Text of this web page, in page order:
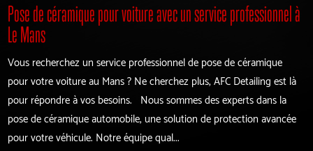
Pose de céramique pour voiture avec un service professionnel à
Le Mans
Vous recherchez un service professionnel de pose de céramique
pour votre voiture au Mans ? Ne cherchez plus, AFC Detailing est là
pour répondre à vos besoins. Nous sommes des experts dans la
pose de céramique automobile, une solution de protection avancée
pour votre véhicule. Notre équipe qual...